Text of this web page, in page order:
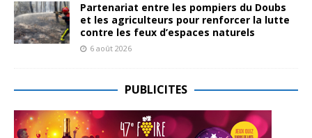
Partenariat entre les pompiers du Doubs
et les agriculteurs pour renforcer la lutte
contre les feux d’espaces naturels
6 août 2026
PUBLICITES